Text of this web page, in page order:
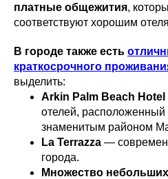
платные общежития,
соответствуют хорошим
В городе также есть
краткосрочного
выделить:
Arkin Palm Beach Hotel
отелей,
знаменитым районом
La Terrazza —
города.
Множество